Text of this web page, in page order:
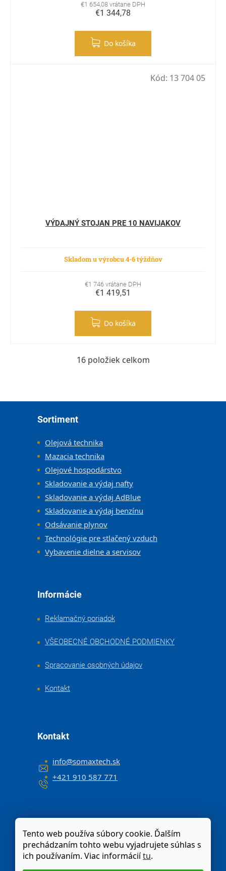
Tento web používa súbory cookie. Ďalším
prechádzaním tohto webu vyjadrujete súhlas s
ich používaním. Viac informáciítu.
€1 654,08 vrátane DPH
€1 344,78
Do košíka
VÝDAJNÝ STOJAN PRE 10 NAVIJAKOV
Skladom u výrobcu 4-6 týždňov
€1 746 vrátane DPH
€1 419,51
Do košíka
Kód: 13 704 05
Ovládacie prvky výpisu
16položiek celkom
Sortiment
Olejová technika
Mazacia technika
Olejové hospodárstvo
Skladovanie a výdaj nafty
Skladovanie a výdaj AdBlue
Skladovanie a výdaj benzínu
Odsávanie plynov
Technológie pre stlačený vzduch
Vybavenie dielne a servisov
Informácie
Reklamačný poriadok
VŠEOBECNÉ OBCHODNÉ PODMIENKY
Spracovanie osobných údajov
Kontakt
Kontakt
info@somaxtech.sk
+421 910 587 771